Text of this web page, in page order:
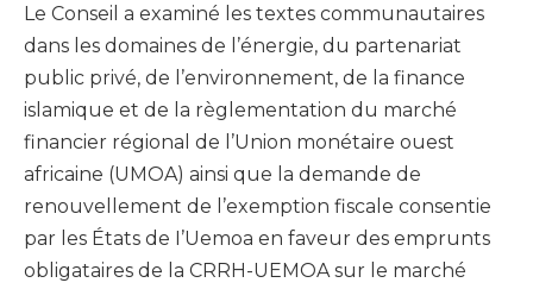
Le Conseil a examiné les textes communautaires
dans les domaines de l’énergie, du partenariat
public privé, de l’environnement, de la finance
islamique et de la règlementation du marché
financier régional de l’Union monétaire ouest
africaine (UMOA) ainsi que la demande de
renouvellement de l’exemption fiscale consentie
par les États de I’Uemoa en faveur des emprunts
obligataires de la CRRH-UEMOA sur le marché